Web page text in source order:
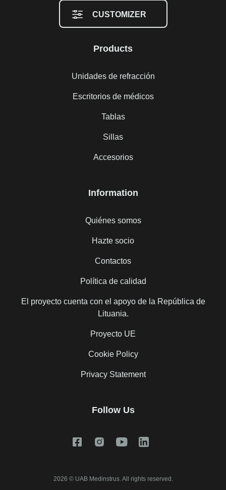
CUSTOMIZER
Products
Unidades de refracción
Escritorios de médicos
Tablas
Sillas
Accesorios
Information
Quiénes somos
Hazte socio
Contactos
Política de calidad
El proyecto cuenta con el apoyo de la República de
Lituania.
Proyecto UE
Cookie Policy
Privacy Statement
Follow Us
2026 © UAB Medinstrus. All rights reserved.